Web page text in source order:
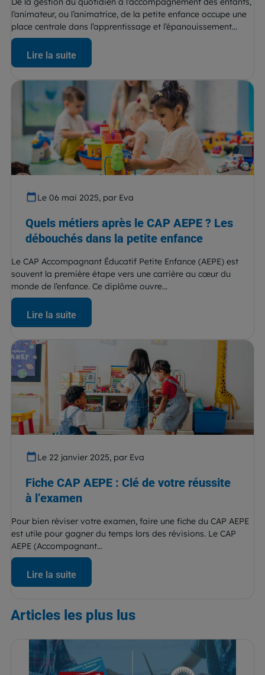
l’animateur, ou l’animatrice, de la petite enfance occupe une
place centrale dans l’apprentissage et l’épanouissement...
Lire la suite
Le 06 mai 2025, par Eva
Quels métiers après le CAP AEPE ? Les
débouchés dans la petite enfance
Le CAP Accompagnant Éducatif Petite Enfance (AEPE) est
souvent la première étape vers une carrière au cœur du
monde de l’enfance. Ce diplôme ouvre...
Lire la suite
Le 22 janvier 2025, par Eva
Fiche CAP AEPE : Clé de votre réussite
à l’examen
Pour bien réviser votre examen, faire une fiche du CAP AEPE
est utile pour gagner du temps lors des révisions. Le CAP
AEPE (Accompagnant...
Lire la suite
Articles les plus lus